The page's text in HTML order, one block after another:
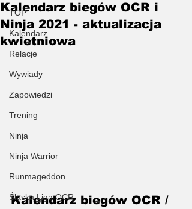
TOP
Kalendarz
Relacje
Wywiady
Zapowiedzi
Trening
Ninja
Ninja Warrior
Runmageddon
Śląska Liga OCR
Kalendarz biegów OCR i
Ninja 2021 - aktualizacja
kwietniowa
Kalendarz biegów OCR /